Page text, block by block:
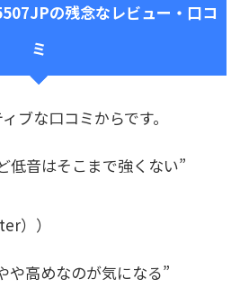
の残念なレビュー・口コ
ミ
ブな口コミからです。
低音はそこまで強くない”
））
や高めなのが気になる”